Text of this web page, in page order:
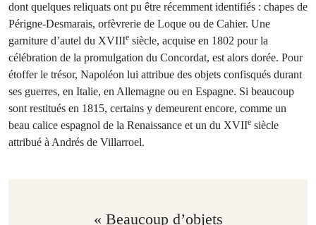
dont quelques reliquats ont pu être récemment identifiés : chapes de
Périgne-Desmarais, orfèvrerie de Loque ou de Cahier. Une
garniture d’autel du XVIIIe siècle, acquise en 1802 pour la
célébration de la promulgation du Concordat, est alors dorée. Pour
étoffer le trésor, Napoléon lui attribue des objets confisqués durant
ses guerres, en Italie, en Allemagne ou en Espagne. Si beaucoup
sont restitués en 1815, certains y demeurent encore, comme un
beau calice espagnol de la Renaissance et un du XVIIe siècle
attribué à Andrés de Villarroel.
« Beaucoup d’objets